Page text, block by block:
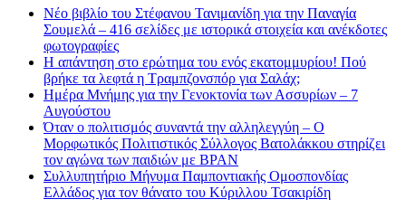
Νέο βιβλίο του Στέφανου Τανιμανίδη για την Παναγία
Σουμελά – 416 σελίδες με ιστορικά στοιχεία και ανέκδοτες
φωτογραφίες
Η απάντηση στο ερώτημα του ενός εκατομμυρίου! Πού
βρήκε τα λεφτά η Τραμπζονσπόρ για Σαλάχ;
Ημέρα Μνήμης για την Γενοκτονία των Ασσυρίων – 7
Αυγούστου
Όταν ο πολιτισμός συναντά την αλληλεγγύη – Ο
Μορφωτικός Πολιτιστικός Σύλλογος Βατολάκκου στηρίζει
τον αγώνα των παιδιών με BPAN
Συλλυπητήριο Μήνυμα Παμποντιακής Ομοσπονδίας
Ελλάδος για τον θάνατο του Κύριλλου Τσακιρίδη